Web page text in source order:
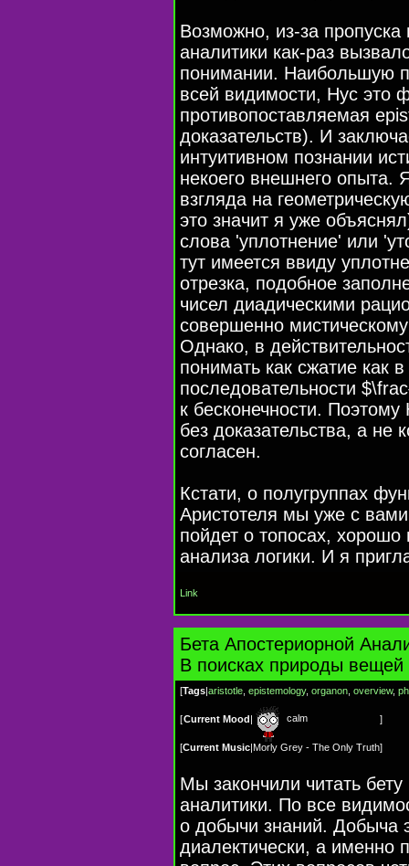
Возможно, из-за пропуска
аналитики как-раз
понимании. Наибольшую
всей видимости, Нус это
противопоставляемая
доказательств). И
интуитивном познании
некоего внешнего
взгляда на
это значит я уже
слова 'уплотнение' или
тут имеется ввиду
отрезка, подобное
чисел диадическими
совершенно
Однако, в
понимать как сжатие как
последовательности
к бесконечности.
без доказательства, а не
согласен.
Кстати, о полугруппах
Аристотеля мы уже с
пойдет о топосах, хорошо
анализа логики. И я
Link
Бета Апостериорной
В поисках природы вещей
[Tags|aristotle epistemology, organon overview,
[Current Mood| calm ]
[Current Music|Morly Grey - The Only Truth]
Мы закончили читать
аналитики. По все
о добычи знаний. Добыча
диалектически, а именно